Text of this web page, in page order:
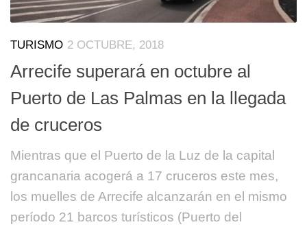
TURISMO 2 OCTUBRE, 2018
Arrecife superará en octubre al
Puerto de Las Palmas en la llegada
de cruceros
Mientras que el Puerto de la Luz de la capital
grancanaria acogerá a 17 cruceros este mes,
los muelles de Arrecife alcanzarán en el mismo
período 21 barcos turísticos (Puerto del